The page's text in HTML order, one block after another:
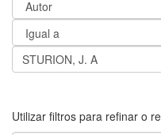
Utilizar filtros para refinar o